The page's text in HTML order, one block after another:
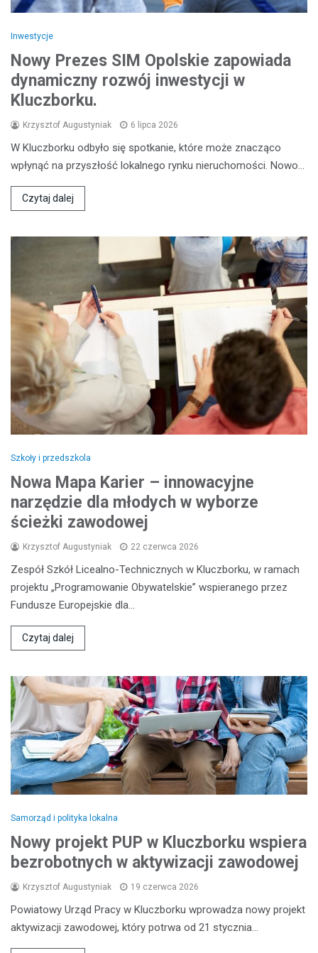
Inwestycje
Nowy Prezes SIM Opolskie zapowiada
dynamiczny rozwój inwestycji w
Kluczborku.
Krzysztof Augustyniak 6 lipca 2026
W Kluczborku odbyło się spotkanie, które może znacząco
wpłynąć na przyszłość lokalnego rynku nieruchomości. Nowo…
Czytaj dalej
Szkoły i przedszkola
Nowa Mapa Karier – innowacyjne
narzędzie dla młodych w wyborze
ścieżki zawodowej
Krzysztof Augustyniak 22 czerwca 2026
Zespół Szkół Licealno-Technicznych w Kluczborku, w ramach
projektu „Programowanie Obywatelskie” wspieranego przez
Fundusze Europejskie dla…
Czytaj dalej
Samorząd i polityka lokalna
Nowy projekt PUP w Kluczborku wspiera
bezrobotnych w aktywizacji zawodowej
Krzysztof Augustyniak 19 czerwca 2026
Powiatowy Urząd Pracy w Kluczborku wprowadza nowy projekt
aktywizacji zawodowej, który potrwa od 21 stycznia…